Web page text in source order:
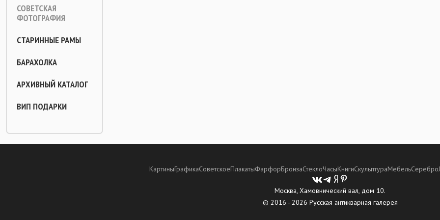
СОВЕТСКАЯ
ФОТОГРАФИЯ
СТАРИННЫЕ РАМЫ
БАРАХОЛКА
АРХИВНЫЙ КАТАЛОГ
ВИП ПОДАРКИ
КартиныГрафикаСоветскоеПлакатыФарфорБронзаСтеклоЧасыКнигиСкульптураМебельСеребро
Москва, Хамовнический вал, дом 10.
© 2016 - 2026 Русская антикварная галерея